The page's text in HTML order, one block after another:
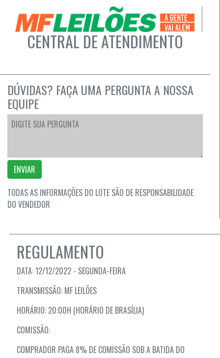
CENTRAL DE ATENDIMENTO
DÚVIDAS? FAÇA UMA PERGUNTA A NOSSA
EQUIPE
ENVIAR
TODAS AS INFORMAÇÕES DO LOTE SÃO DE RESPONSABILIDADE
DO VENDEDOR
REGULAMENTO
DATA: 12/12/2022 - SEGUNDA-FEIRA
TRANSMISSÃO: MF LEILÕES
HORÁRIO: 20:00H (HORÁRIO DE BRASÍLIA)
COMISSÃO:
COMPRADOR PAGA 8% DE COMISSÃO SOB A BATIDA DO